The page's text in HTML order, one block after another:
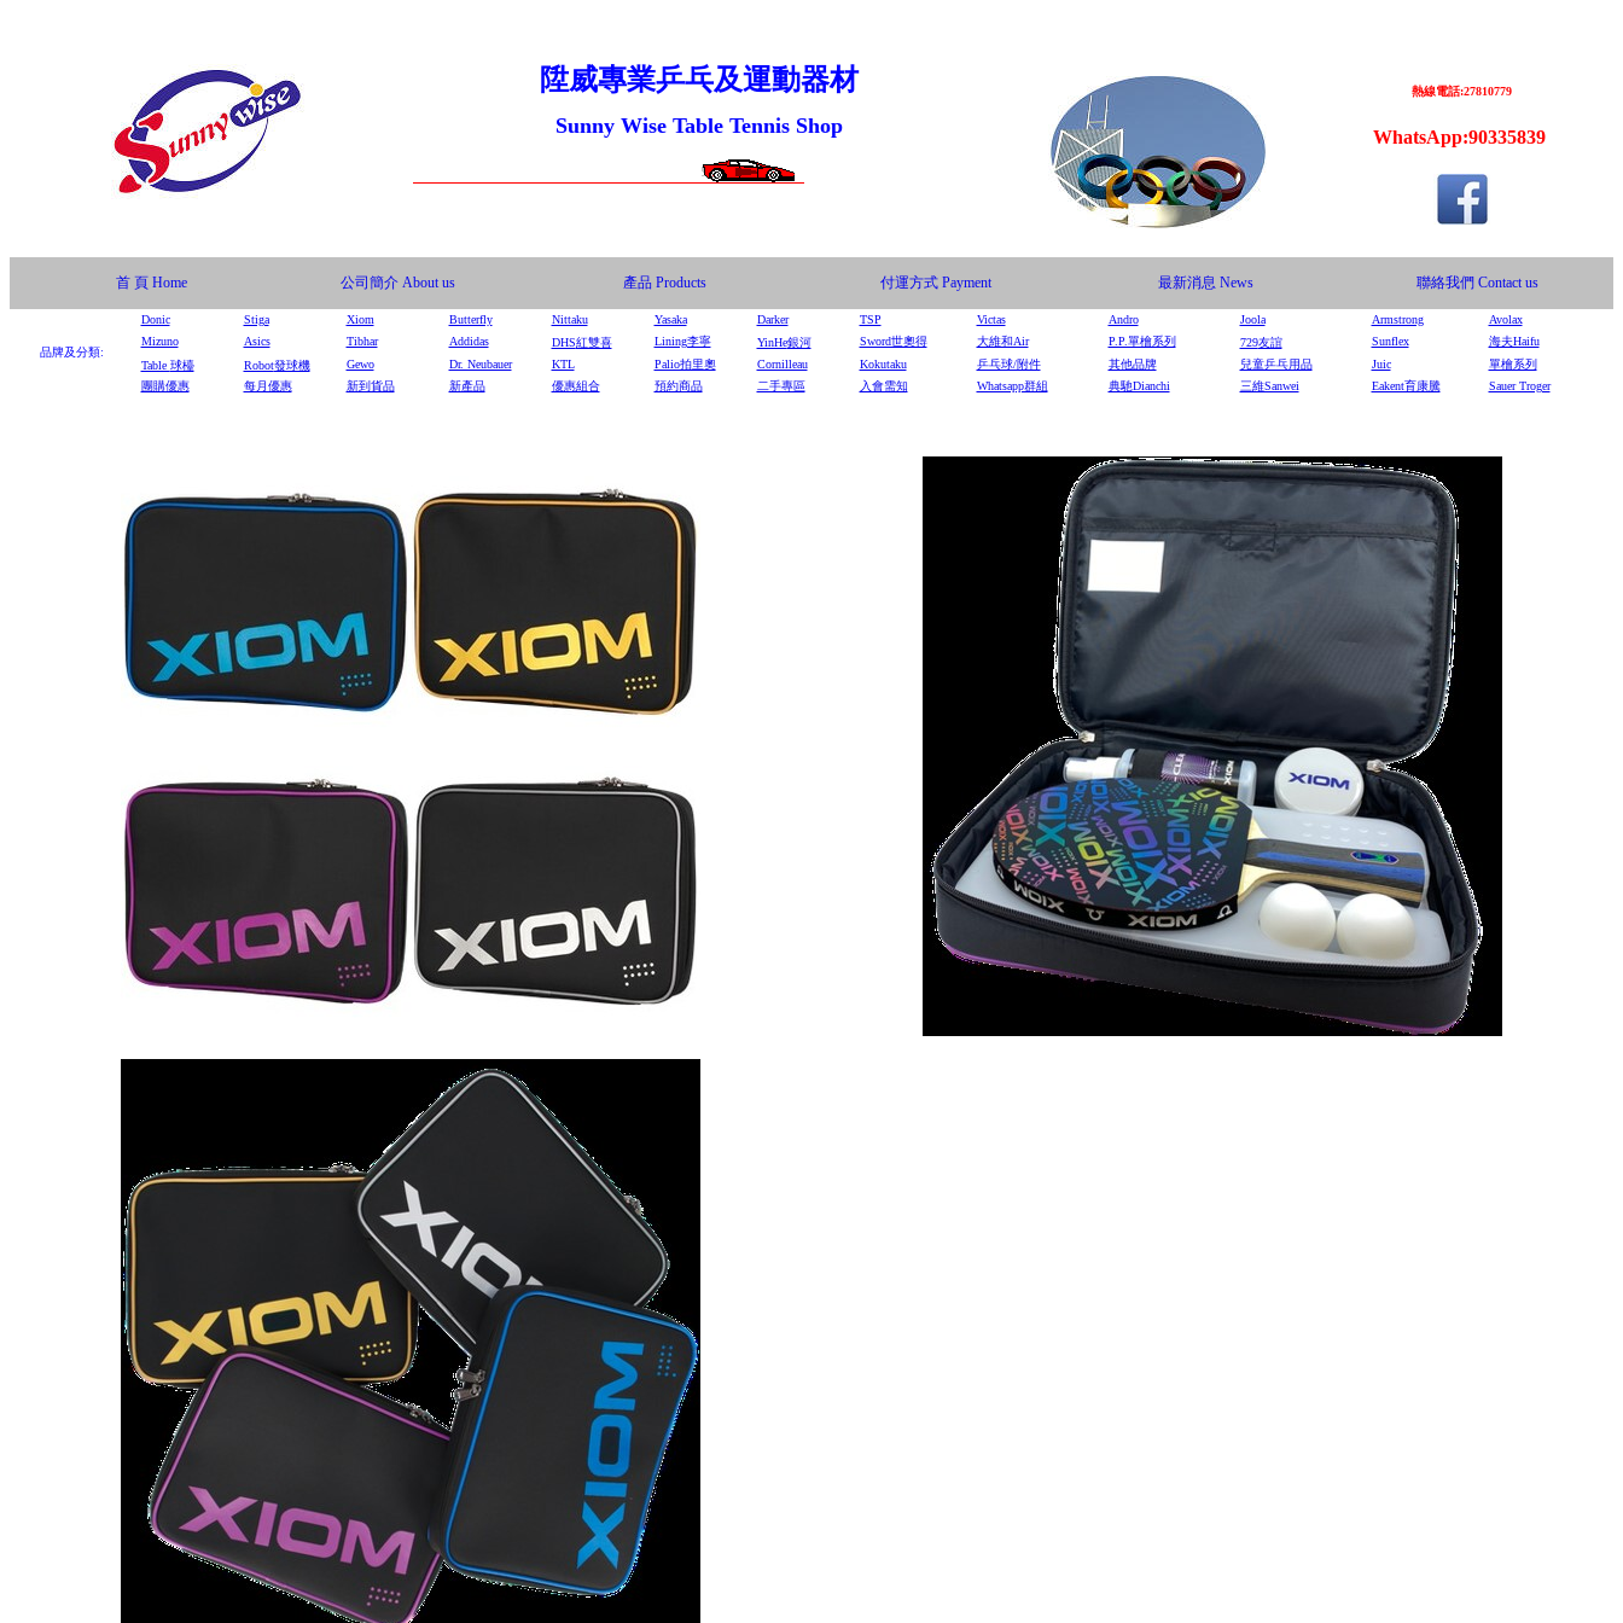
陞威專業乒乓及運動器材
Sunny Wise Table Tennis Shop
熱線電話:27810779
WhatsApp:90335839
首 頁 Home 公司簡介 About us 產品 Products 付運方式 Payment 最新消息 News 聯絡我們 Contact us
品牌及分類:
Donic Stiga Xiom Butterfly Nittaku Yasaka Darker TSP Victas Andro Joola Armstrong
Avolax
Mizuno
Asics Tibhar Addidas DHS紅雙喜 Lining李寧 YinHe銀河 Sword世奧得 大維和Air P.P.單檜系列 729友誼 Sunflex
海夫Haifu
Table 球檯 Robot發球機 Gewo Dr. Neubauer KTL Palio拍里奧 Cornilleau Kokutaku 乒乓球/附件 其他品牌 兒童乒乓用品 Juic
單檜系列
團購優惠
每月優惠 新到貨品 新產品 優惠組合 預約商品 二手專區 入會需知 Whatsapp群組 典馳Dianchi 三維Sanwei Eakent育康騰 Sauer Troger